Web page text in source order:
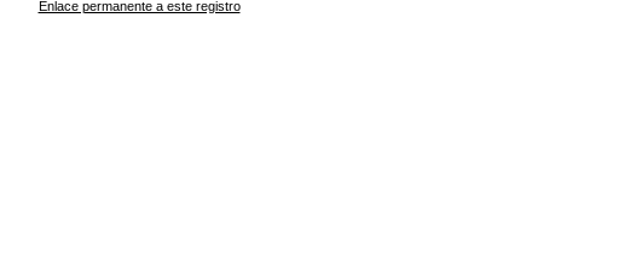
Enlace permanente a este registro